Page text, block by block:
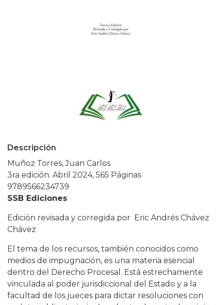
Descripción
Muñoz Torres, Juan Carlos
3ra edición. Abril 2024, 565 Páginas
9789566234739
SSB Ediciones
Edición revisada y corregida por Eric Andrés Chávez
Chávez
El tema de los recursos, también conocidos como
medios de impugnación, es una materia esencial
dentro del Derecho Procesal. Está estrechamente
vinculada al poder jurisdiccional del Estado y a la
facultad de los jueces para dictar resoluciones con